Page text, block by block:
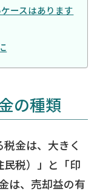
ースはあります
の種類
金は、大きく
税）」と「印
は、売却益の有